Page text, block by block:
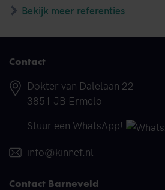
Bekijk meer referenties
Contact
Adres
Dokter van Dalelaan 22
3851 JB Ermelo
Telefoonnummer
Stuur een WhatsApp!
E-mail
info@kinnef.nl
Contact Barneveld